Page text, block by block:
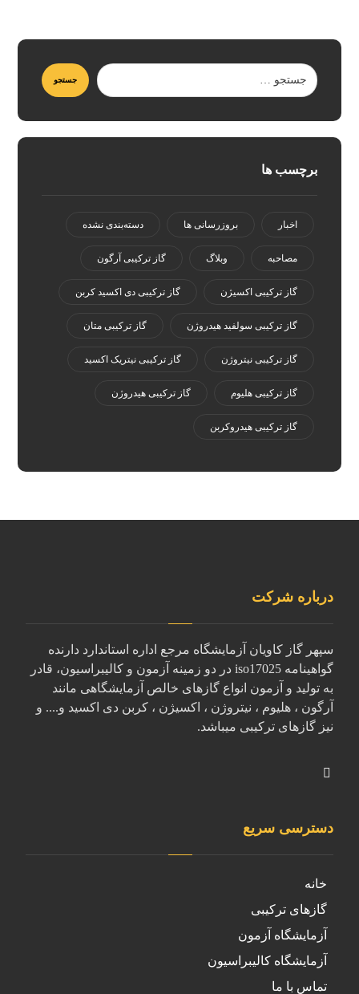
برچسب ها
اخبار بروزرسانی ها دسته‌بندی نشده
مصاحبه وبلاگ گاز ترکیبی آرگون
گاز ترکیبی اکسیژن گاز ترکیبی دی اکسید کربن
گاز ترکیبی سولفید هیدروژن گاز ترکیبی متان
گاز ترکیبی نیتروژن گاز ترکیبی نیتریک اکسید
گاز ترکیبی هلیوم گاز ترکیبی هیدروژن
گاز ترکیبی هیدروکربن
درباره شرکت
سپهر گاز کاویان آزمایشگاه مرجع اداره استاندارد دارنده
گواهینامه iso17025 در دو زمینه آزمون و کالیبراسیون، قادر
به تولید و آزمون انواع گازهای خالص آزمایشگاهی مانند
آرگون ، هلیوم ، نیتروژن ، اکسیژن ، کربن دی اکسید و.... و
نیز گازهای ترکیبی میباشد.
دسترسی سریع
خانه
گازهای ترکیبی
آزمایشگاه آزمون
آزمایشگاه کالیبراسیون
تماس با ما